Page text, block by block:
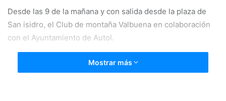
Desde las 9 de la mañana y con salida desde la plaza de
San isidro, el Club de montaña Valbuena en colaboración
con el Ayuntamiento de Autol.
Mostrar más